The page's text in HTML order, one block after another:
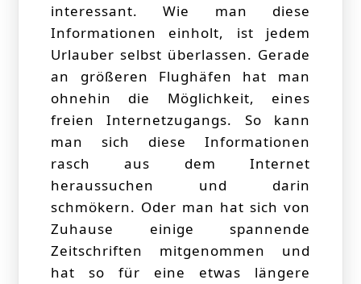
interessant. Wie man diese
Informationen einholt, ist jedem
Urlauber selbst überlassen. Gerade
an größeren Flughäfen hat man
ohnehin die Möglichkeit, eines
freien Internetzugangs. So kann
man sich diese Informationen
rasch aus dem Internet
heraussuchen und darin
schmökern. Oder man hat sich von
Zuhause einige spannende
Zeitschriften mitgenommen und
hat so für eine etwas längere